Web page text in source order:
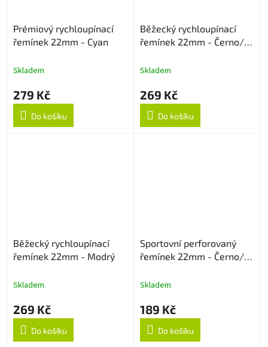
Prémiový rychloupínací
řemínek 22mm - Cyan
Skladem
279 Kč
Do košíku
Běžecký rychloupínací
řemínek 22mm - Černo/
Skladem
269 Kč
Do košíku
Běžecký rychloupínací
řemínek 22mm - Modrý
Skladem
269 Kč
Do košíku
Sportovní perforovaný
řemínek 22mm - Černo/
Skladem
189 Kč
Do košíku